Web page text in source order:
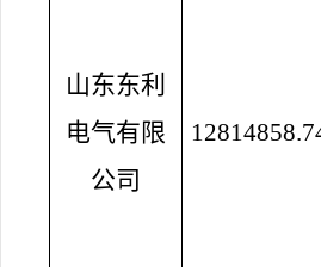
山东东利
电气有限
公司